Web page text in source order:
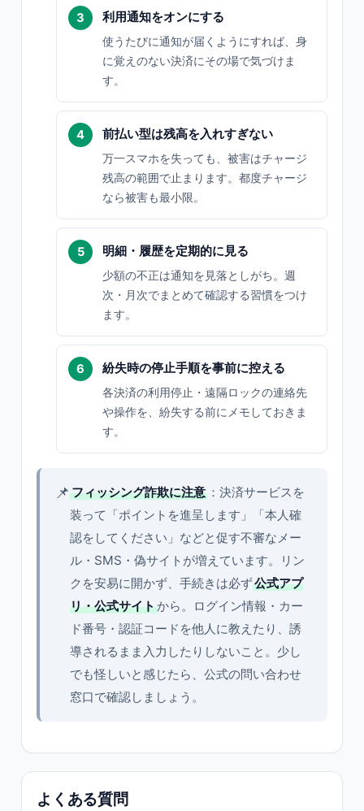
利用通知をオンにする
使うたびに通知が届くようにすれば、身
に覚えのない決済にその場で気づけま
す。
前払い型は残高を入れすぎない
万一スマホを失っても、被害はチャージ
残高の範囲で止まります。都度チャージ
なら被害も最小限。
明細・履歴を定期的に見る
少額の不正は通知を見落としがち。週
次・月次でまとめて確認する習慣をつけ
ます。
紛失時の停止手順を事前に控える
各決済の利用停止・遠隔ロックの連絡先
や操作を、紛失する前にメモしておきま
す。
📌 フィッシング詐欺に注意 ：決済サービスを
装って「ポイントを進呈します」「本人確
認をしてください」などと促す不審なメー
ル・SMS・偽サイトが増えています。リン
クを安易に開かず、手続きは必ず公式アプ
リ・公式サイトから。ログイン情報・カー
ド番号・認証コードを他人に教えたり、誘
導されるまま入力したりしないこと。少し
でも怪しいと感じたら、公式の問い合わせ
窓口で確認しましょう。
よくある質問